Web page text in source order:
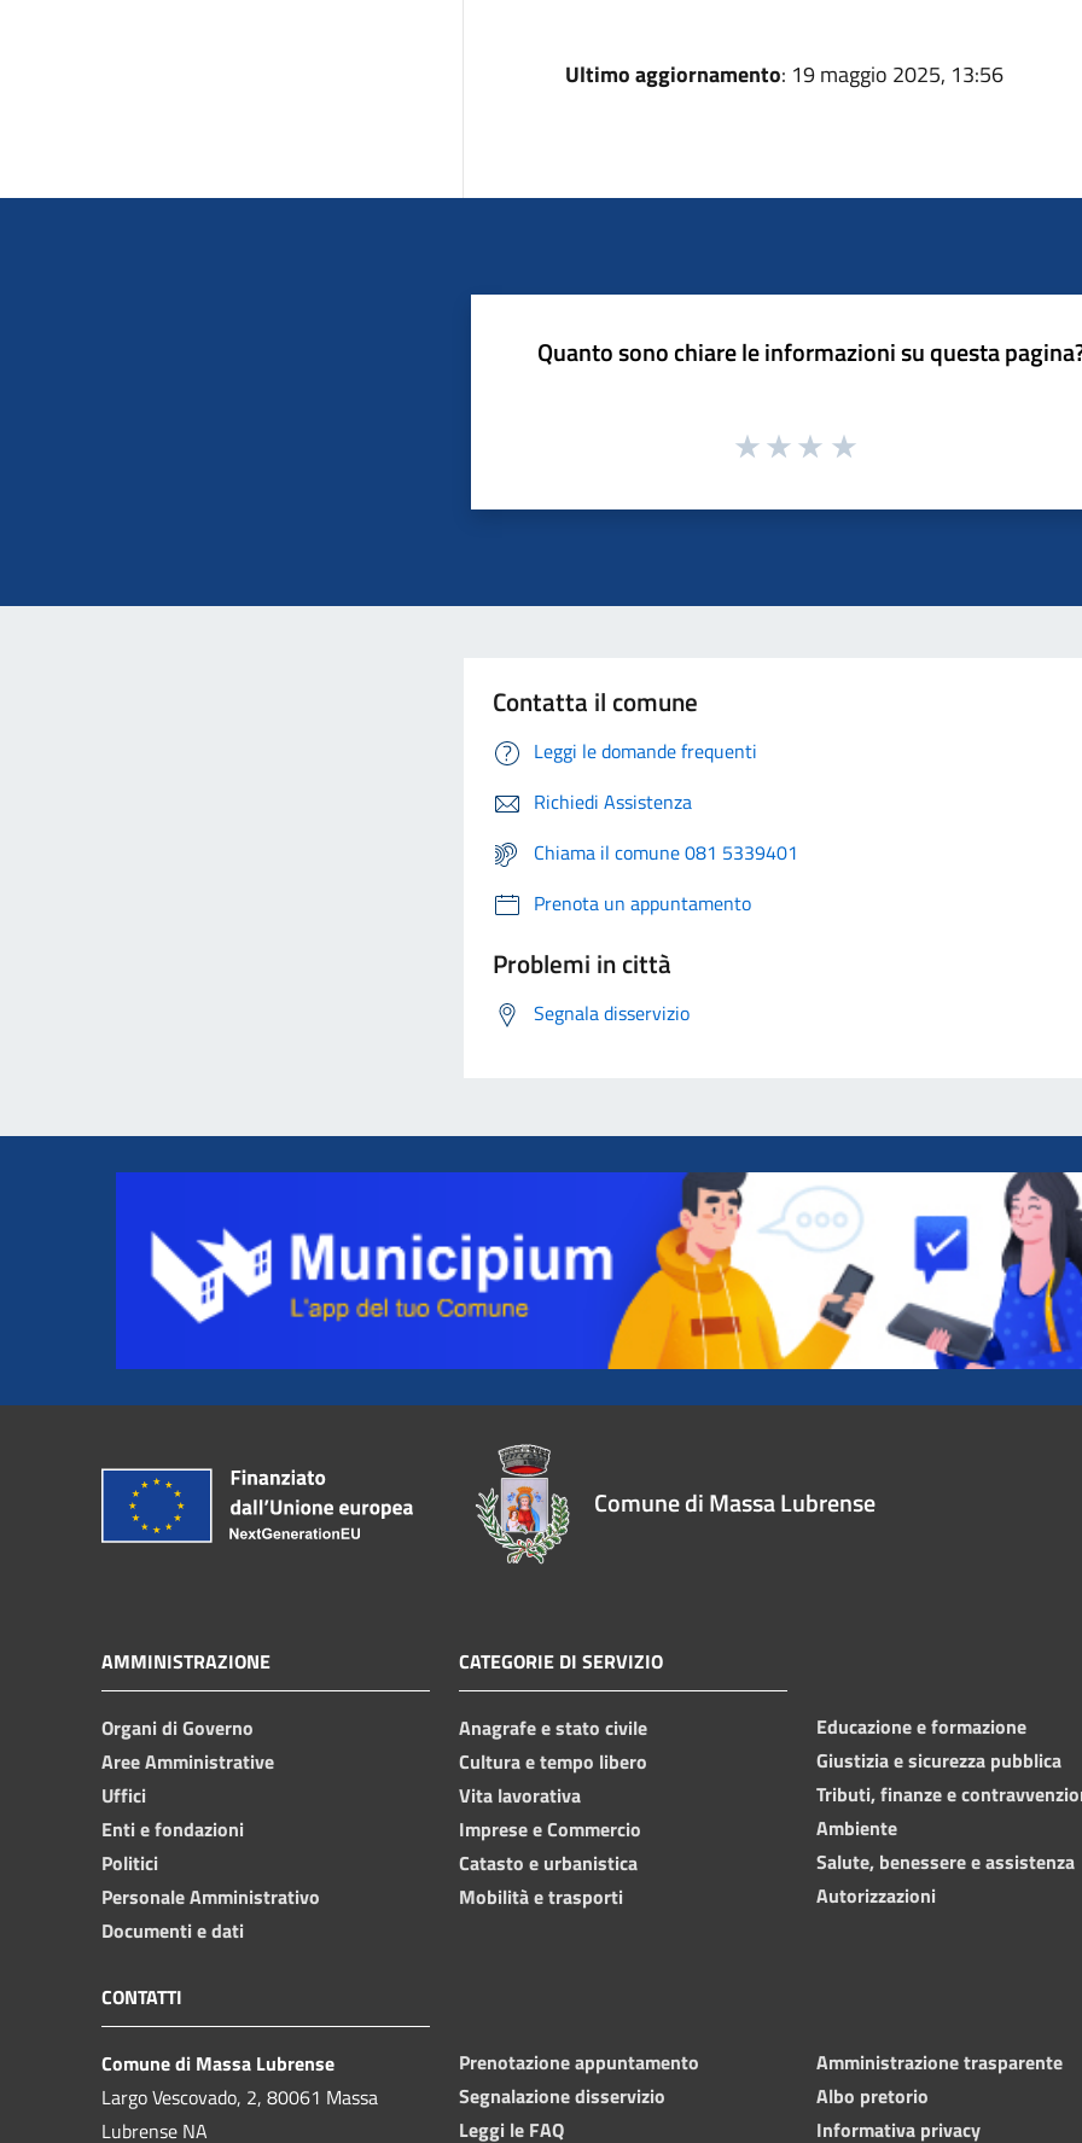
Ultimo aggiornamento: 19 maggio 2025, 13:56
Quanto sono chiare le informazioni su questa
Contatta il comune
Leggi le domande frequenti
Richiedi Assistenza
Chiama il comune 081 5339401
Prenota un appuntamento
Problemi in città
Segnala disservizio
Comune di Massa Lubrense
AMMINISTRAZIONE
Organi di Governo
Aree Amministrative
Uffici
Enti e fondazioni
Politici
Personale Amministrativo
Documenti e dati
CATEGORIE DI SERVIZIO
Anagrafe e stato civile
Cultura e tempo libero
Vita lavorativa
Imprese e Commercio
Catasto e urbanistica
Mobilità e trasporti
Educazione e formazione
Giustizia e sicurezza pubblica
Tributi, finanze e
Ambiente
Salute, benessere e assistenza
Autorizzazioni
CONTATTI
Comune di Massa Lubrense
Largo Vescovado, 2, 80061 Massa
Lubrense NA
Prenotazione appuntamento
Segnalazione disservizio
Leggi le FAQ
Amministrazione trasparente
Albo pretorio
Informativa privacy